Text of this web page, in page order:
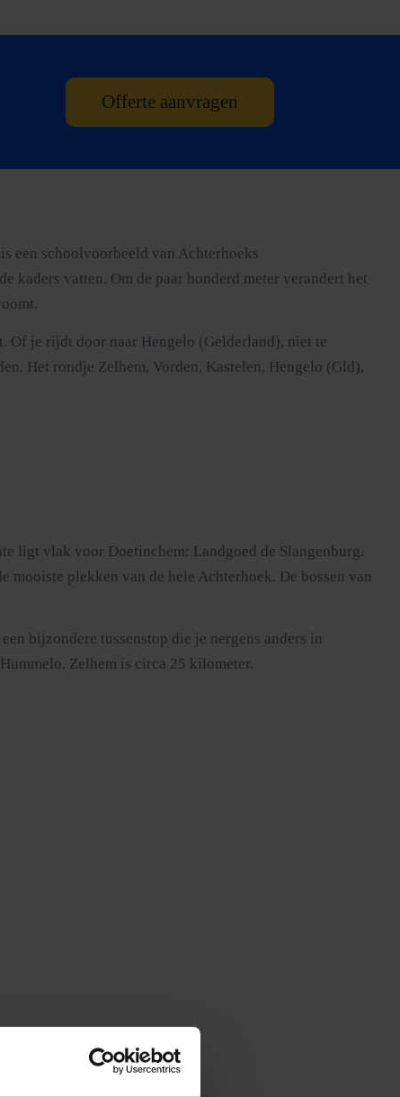
Offerte aanvragen
een schoolvoorbeeld van Achterhoeks
kaders vatten. Om de paar honderd meter verandert het
Of je rijdt door naar Hengelo (Gelderland), niet te
Het rondje Zelhem, Vorden, Kastelen, Hengelo (Gld),
ligt vlak voor Doetinchem: Landgoed de Slangenburg.
mooiste plekken van de hele Achterhoek. De bossen van
bijzondere tussenstop die je nergens anders in
Zelhem is circa 25 kilometer.